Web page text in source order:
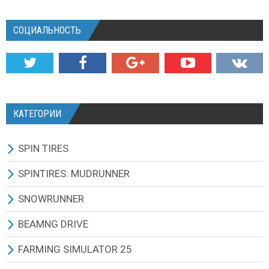
СОЦИАЛЬНОСТЬ
КАТЕГОРИИ
SPIN TIRES
СКАЧАТЬ ИГРУ
ВСЕ МОДЫ
ТЕХНИКА
КАРТЫ
SPINTIRES: MUDRUNNER
ВСЕ МОДЫ
ГРУЗОВИКИ
ВНЕДОРОЖНИКИ
SNOWRUNNER
ВСЕ МОДЫ
ГРУЗОВИКИ
BEAMNG DRIVE
BEAMNG DRIVE ИГРА И ОБНОВЛЕНИЯ
FARMING SIMULATOR 25